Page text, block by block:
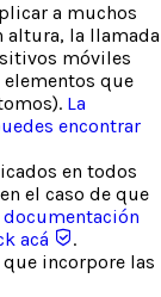
a muchos
altura, la llamada
móviles
elementos que
La
encontrar
en todos
el caso de que
documentación
acá
.
incorpore las